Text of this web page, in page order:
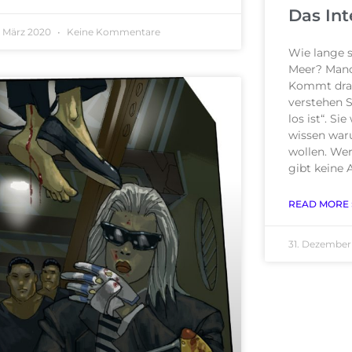
März 2020 Keine Kommentare
Das
Wie lange
Meer?
Kommt
verstehen
los ist“.
wissen
wollen.
gibt keine
READ MORE
31.